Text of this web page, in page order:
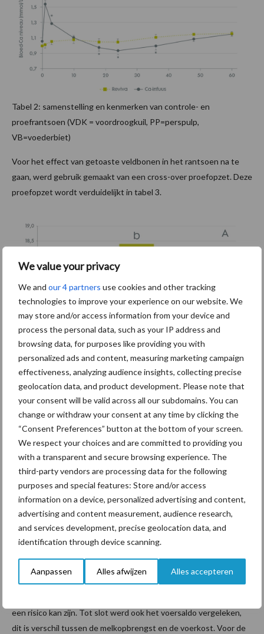
We value your privacy
We and our 4 partners use cookies and other tracking
technologies to improve your experience on our website. We
may store and/or access information from your device and
process the personal data, such as your IP address and
browsing data, for purposes like providing you with
personalized ads and content, measuring marketing campaign
effectiveness, analyzing audience insights, collecting precise
geolocation data, and product development. Please note that
your consent will be valid across all our subdomains. You can
change or withdraw your consent at any time by clicking the
“Consent Preferences” button at the bottom of your screen.
We respect your choices and are committed to providing you
with a transparent and secure browsing experience. The
third-party vendors are processing data for the following
purposes and special features: Store and/or access
information on a device, personalized advertising and content,
advertising and content measurement, audience research,
and services development, precise geolocation data, and
identification through device scanning.
Aanpassen Alles afwijzen Alles accepteren
Tabel 2: samenstelling en kenmerken van controle- en
proefrantsoen (VDK = voordroogkuil, PP=perspulp,
VB=voederbiet)
Voor het effect van getoaste veldbonen in het rantsoen na te
gaan, werd gebruik gemaakt van een cross-over proefopzet. Deze
proefopzet wordt verduidelijkt in tabel 3.
Tabel 3: proefopzet
Uit de resultaten van de voederproef bleek dat er geen verschil
was in voeropname, onafhankelijk of getoaste veldbonen
aanwezig waren in het rantsoen. Bij hoog productief melkvee
moet je rekening houden met drie essentiële aminozuren, lysine,
histidine en methionine. Ze moeten via de voeding opgenomen
worden, want ze kunnen niet door het lichaam aangemaakt
getoaste veldbonen, bleek er geen verschil te zijn in de gehaltes
aan lysine en histidine tussen beide voeders. Methionine kon in
geen van beide gedetecteerd worden.
koeien presteerden dus even goed bij beide rantsoenen. Gezien
het hoge aandeel zetmeel in veldbonen is het wel aangewezen
een risico kan zijn. Tot slot werd ook het voersaldo vergeleken,
dit is verschil tussen de melkopbrengst en de voerkost. Voor de